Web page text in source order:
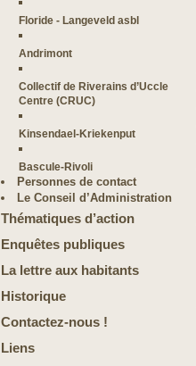
Floride - Langeveld asbl
Andrimont
Collectif de Riverains d’Uccle
Centre (CRUC)
Kinsendael-Kriekenput
Bascule-Rivoli
Personnes de contact
Le Conseil d’Administration
Thématiques d’action
Enquêtes publiques
La lettre aux habitants
Historique
Contactez-nous !
Liens